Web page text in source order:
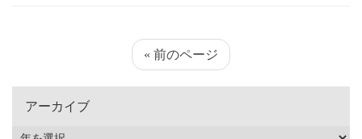
« 前のページ
アーカイブ